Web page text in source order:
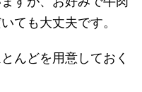
ても大丈夫です。
んどを用意しておく